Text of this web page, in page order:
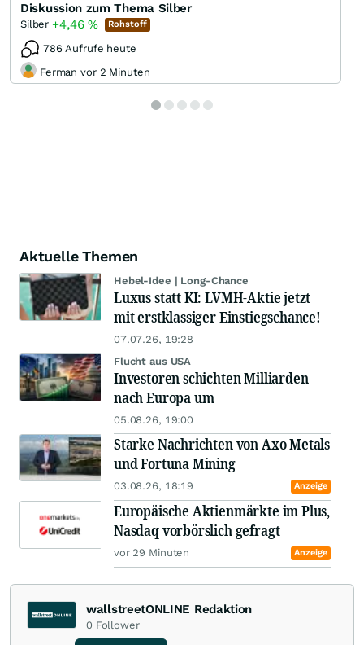
Diskussion zum Thema Silber
Silber +4,46% Rohstoff
786 Aufrufe heute
Ferman vor 2 Minuten
Aktuelle Themen
Hebel-Idee | Long-Chance
Luxus statt KI: LVMH-Aktie jetzt
mit erstklassiger Einstiegschance!
07.07.26, 19:28
Flucht aus USA
Investoren schichten Milliarden
nach Europa um
05.08.26, 19:00
Starke Nachrichten von Axo Metals
und Fortuna Mining
03.08.26, 18:19 Anzeige
Europäische Aktienmärkte im Plus,
Nasdaq vorbörslich gefragt
vor 29 Minuten Anzeige
wallstreetONLINE Redaktion
0 Follower